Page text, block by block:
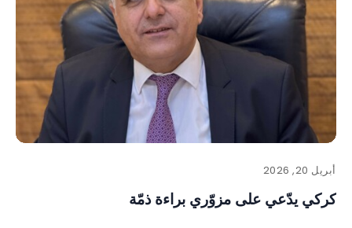
أبريل 20, 2026
كركي يدّعي على مزوّري براءة ذمّة